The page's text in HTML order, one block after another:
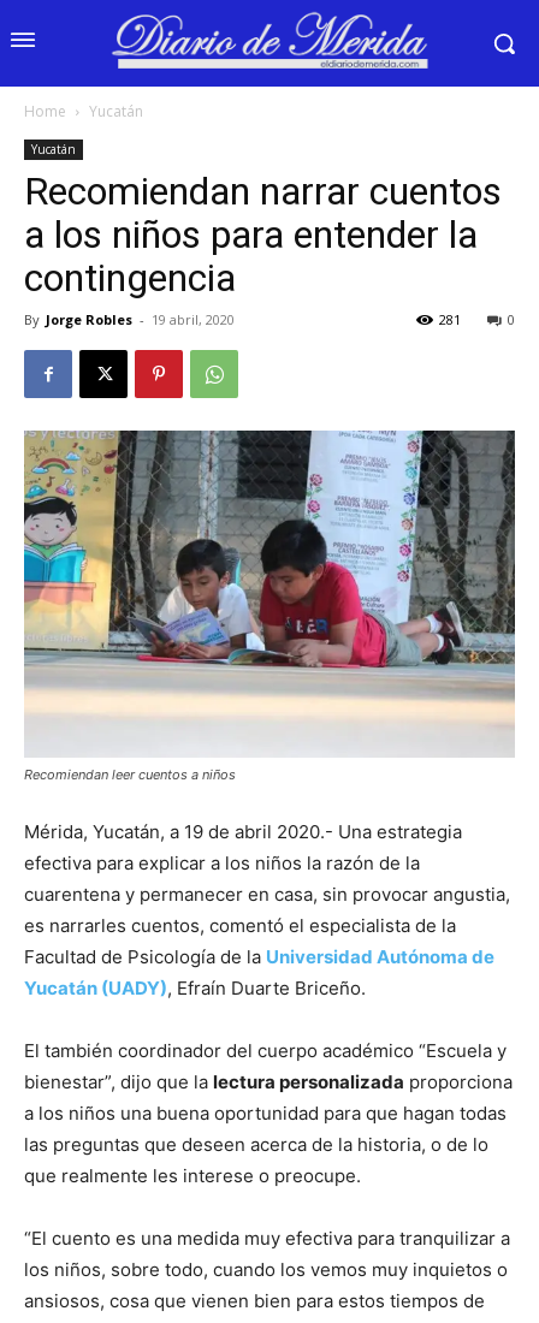
Home Yucatán
Yucatán
Recomiendan narrar cuentos
a los niños para entender la
contingencia
By Jorge Robles - 19 abril, 2020 0
281
Recomiendan leer cuentos a niños
Mérida, Yucatán, a 19 de abril 2020.- Una estrategia
efectiva para explicar a los niños la razón de la
cuarentena y permanecer en casa, sin provocar angustia,
es narrarles cuentos, comentó el especialista de la
Facultad de Psicología de la Universidad Autónoma de
Yucatán (UADY), Efraín Duarte Briceño.
El también coordinador del cuerpo académico “Escuela y
bienestar”, dijo que la lectura personalizada proporciona
a los niños una buena oportunidad para que hagan todas
las preguntas que deseen acerca de la historia, o de lo
que realmente les interese o preocupe.
“El cuento es una medida muy efectiva para tranquilizar a
los niños, sobre todo, cuando los vemos muy inquietos o
ansiosos, cosa que vienen bien para estos tiempos de